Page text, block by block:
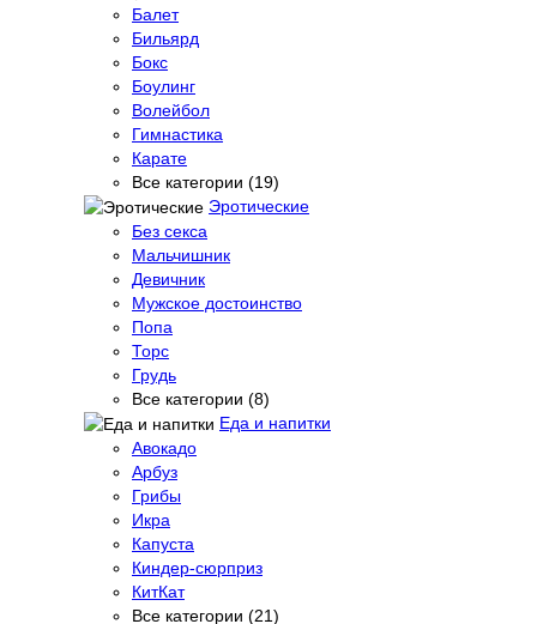
Балет
Бильярд
Бокс
Боулинг
Волейбол
Гимнастика
Карате
Все категории (19)
Эротические
Без секса
Мальчишник
Девичник
Мужское достоинство
Попа
Торс
Грудь
Все категории (8)
Еда и напитки
Авокадо
Арбуз
Грибы
Икра
Капуста
Киндер-сюрприз
КитКат
Все категории (21)